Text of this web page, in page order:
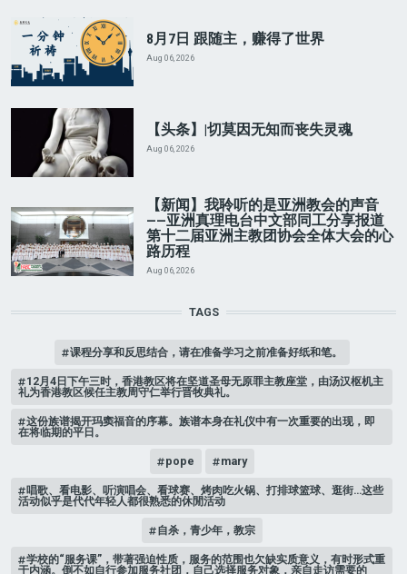
8月7日 跟随主，赚得了世界
Aug 06, 2026
【头条】|切莫因无知而丧失灵魂
Aug 06, 2026
【新闻】我聆听的是亚洲教会的声音
——亚洲真理电台中文部同工分享报道
第十二届亚洲主教团协会全体大会的心
路历程
Aug 06, 2026
TAGS
课程分享和反思结合，请在准备学习之前准备好纸和笔。
12月4日下午三时，香港教区将在坚道圣母无原罪主教座堂，由汤汉枢机主
礼为香港教区候任主教周守仁举行晋牧典礼。
这份族谱揭开玛窦福音的序幕。族谱本身在礼仪中有一次重要的出现，即
在将临期的平日。
pope mary
唱歌、看电影、听演唱会、看球赛、烤肉吃火锅、打排球篮球、逛街…这些
活动似乎是代代年轻人都很熟悉的休閒活动
自杀，青少年，教宗
学校的“服务课”，带著强迫性质，服务的范围也欠缺实质意义，有时形式重
于内涵。倒不如自行参加服务社团，自己选择服务对象，亲自走访需要的